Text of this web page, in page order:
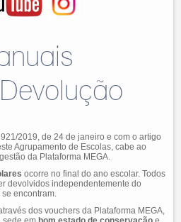
2019, de 24 de janeiro e com o artigo
Agrupamento de Escolas, cabe ao
da Plataforma MEGA.
ocorre no final do ano escolar. Todos
devolvidos independentemente do
encontram.
dos vouchers da Plataforma MEGA,